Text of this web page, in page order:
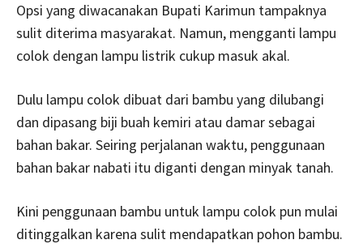
Opsi yang diwacanakan Bupati Karimun tampaknya
sulit diterima masyarakat. Namun, mengganti lampu
colok dengan lampu listrik cukup masuk akal.
Dulu lampu colok dibuat dari bambu yang dilubangi
dan dipasang biji buah kemiri atau damar sebagai
bahan bakar. Seiring perjalanan waktu, penggunaan
bahan bakar nabati itu diganti dengan minyak tanah.
Kini penggunaan bambu untuk lampu colok pun mulai
ditinggalkan karena sulit mendapatkan pohon bambu.